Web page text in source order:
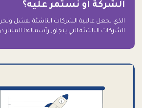
الشركة أو نستمر عليه؟
الذي يجعل غالبية الشركات الناشئة تفشل
الشركات الناشئة التي يتجاوز رأسمالها المليار